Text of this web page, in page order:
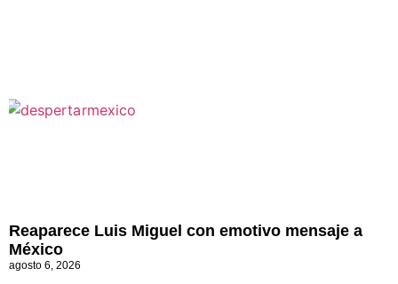
Reaparece Luis Miguel con emotivo mensaje a
México
agosto 6, 2026